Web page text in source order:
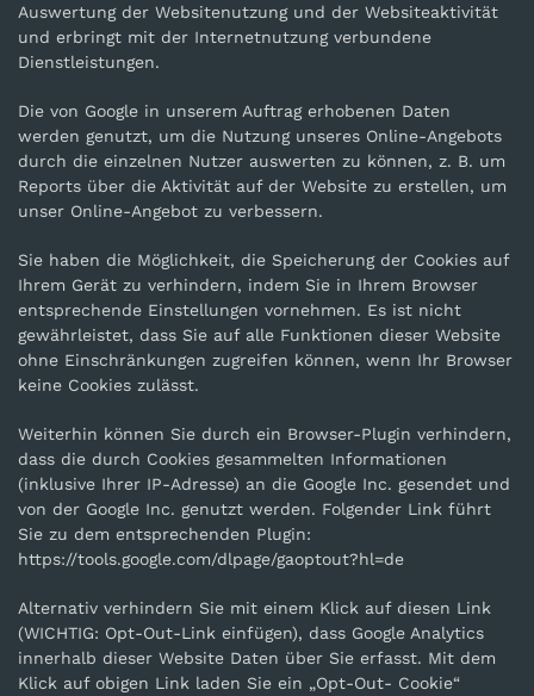
Auswertung der Websitenutzung und der Websiteaktivität
und erbringt mit der Internetnutzung verbundene
Dienstleistungen.
Die von Google in unserem Auftrag erhobenen Daten
werden genutzt, um die Nutzung unseres Online-Angebots
durch die einzelnen Nutzer auswerten zu können, z. B. um
Reports über die Aktivität auf der Website zu erstellen, um
unser Online-Angebot zu verbessern.
Sie haben die Möglichkeit, die Speicherung der Cookies auf
Ihrem Gerät zu verhindern, indem Sie in Ihrem Browser
entsprechende Einstellungen vornehmen. Es ist nicht
gewährleistet, dass Sie auf alle Funktionen dieser Website
ohne Einschränkungen zugreifen können, wenn Ihr Browser
keine Cookies zulässt.
Weiterhin können Sie durch ein Browser-Plugin verhindern,
dass die durch Cookies gesammelten Informationen
(inklusive Ihrer IP-Adresse) an die Google Inc. gesendet und
von der Google Inc. genutzt werden. Folgender Link führt
Sie zu dem entsprechenden Plugin:
https://tools.google.com/dlpage/gaoptout?hl=de
Alternativ verhindern Sie mit einem Klick auf diesen Link
(WICHTIG: Opt-Out-Link einfügen), dass Google Analytics
innerhalb dieser Website Daten über Sie erfasst. Mit dem
Klick auf obigen Link laden Sie ein „Opt-Out- Cookie“